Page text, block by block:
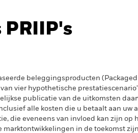
PRIIP's
beleggingsproducten
vier hypothetische
publicatie van de uitkomsten
alle kosten die u betaalt aan uw
die eveneens van invloed kan zijn op
in de toekomst